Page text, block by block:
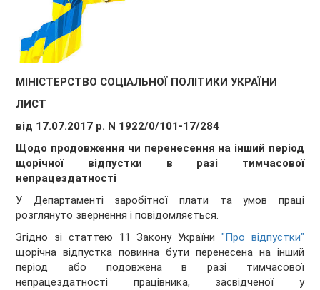
МІНІСТЕРСТВО СОЦІАЛЬНОЇ ПОЛІТИКИ УКРАЇНИ
ЛИСТ
від 17.07.2017 р. N 1922/0/101-17/284
Щодо продовження чи перенесення на інший період
щорічної відпустки в разі тимчасової
непрацездатності
У Департаменті заробітної плати та умов праці
розглянуто звернення і повідомляється.
Згідно зі статтею 11 Закону України "Про відпустки"
щорічна відпустка повинна бути перенесена на інший
період або подовжена в разі тимчасової
непрацездатності працівника, засвідченої у